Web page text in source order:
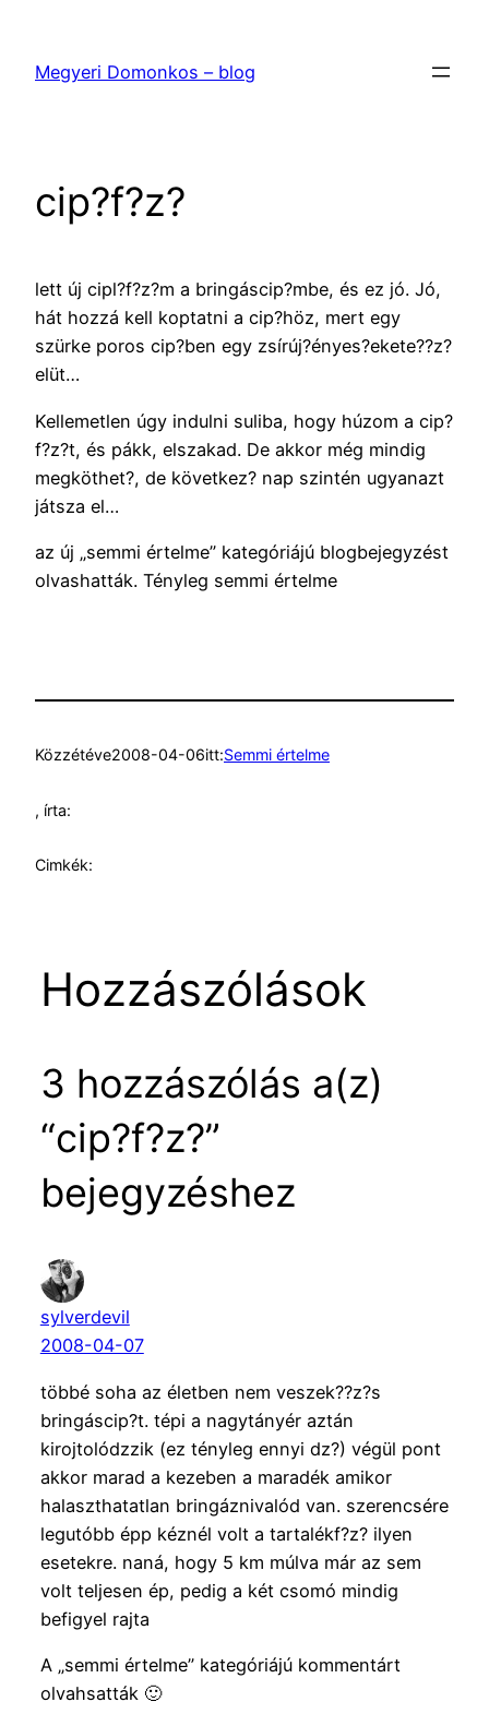
tartalomhoz
Megyeri Domonkos – blog
cip?f?z?
lett új cipl?f?z?m a bringáscip?mbe, és ez jó. Jó,
hát hozzá kell koptatni a cip?höz, mert egy
szürke poros cip?ben egy zsírúj?ényes?ekete??z?
elüt…
Kellemetlen úgy indulni suliba, hogy húzom a cip?
f?z?t, és pákk, elszakad. De akkor még mindig
megköthet?, de következ? nap szintén ugyanazt
játsza el…
az új „semmi értelme” kategóriájú blogbejegyzést
olvashatták. Tényleg semmi értelme
Közzétéve2008-04-06itt:Semmi értelme
, írta:
Cimkék:
Hozzászólások
3 hozzászólás a(z)
“cip?f?z?”
bejegyzéshez
sylverdevil
2008-04-07
többé soha az életben nem veszek??z?s
bringáscip?t. tépi a nagytányér aztán
kirojtolódzzik (ez tényleg ennyi dz?) végül pont
akkor marad a kezeben a maradék amikor
halaszthatatlan bringáznivalód van. szerencsére
legutóbb épp kéznél volt a tartalékf?z? ilyen
esetekre. naná, hogy 5 km múlva már az sem
volt teljesen ép, pedig a két csomó mindig
befigyel rajta
A „semmi értelme” kategóriájú kommentárt
olvahsatták 🙂